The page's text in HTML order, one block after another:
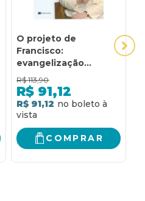
O projeto de
Francisco:
evangelização
ecologia economia
ecumenismo e
educação
R$ 113,90
R$ 91,12
R$ 91,12
COMPRAR